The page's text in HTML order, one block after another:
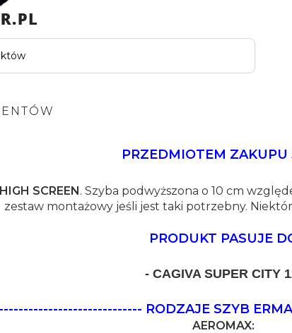
PRZEDMIOTEM ZAKUPU
SCREEN. Szyba podwyższona o 10 cm
zestaw montażowy jeśli jest taki potrzebny.
PRODUKT PASUJE
- CAGIVA SUPER CITY
RODZAJE SZYB
AEROMAX: